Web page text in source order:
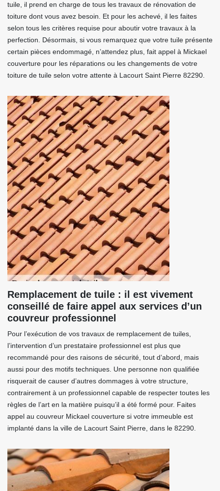
tuile, il prend en charge de tous les travaux de rénovation de
toiture dont vous avez besoin. Et pour les achevé, il les faites
selon tous les critères requise pour aboutir votre travaux à la
perfection. Désormais, si vous remarquez que votre tuile présente
certain pièces endommagé, n’attendez plus, fait appel à Mickael
couverture pour les réparations ou les changements de votre
toiture de tuile selon votre attente à Lacourt Saint Pierre 82290.
Remplacement de tuile : il est vivement
conseillé de faire appel aux services d’un
couvreur professionnel
Pour l’exécution de vos travaux de remplacement de tuiles,
l’intervention d’un prestataire professionnel est plus que
recommandé pour des raisons de sécurité, tout d’abord, mais
aussi pour des motifs techniques. Une personne non qualifiée
risquerait de causer d’autres dommages à votre structure,
contrairement à un professionnel capable de respecter toutes les
règles de l’art en la matière puisqu’il a été formé pour. Faites
appel au couvreur Mickael couverture si votre immeuble est
implanté dans la ville de Lacourt Saint Pierre, dans le 82290.